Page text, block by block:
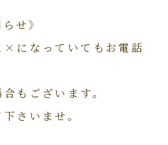
せ》
×になっていてもお電話
もございます。
さいませ。